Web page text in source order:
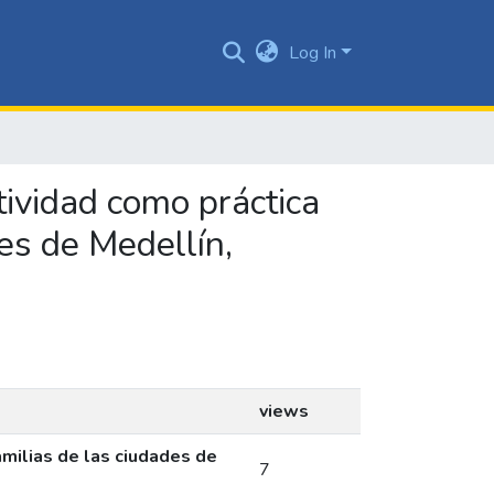
Log In
como práctica
de Medellín,
views
de las ciudades de
7